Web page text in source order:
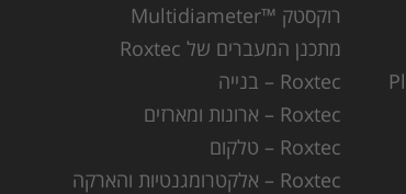
רוקסטק ™Multidiameter
מתכנן המעברים של Roxtec
Roxtec – בנייה
Roxtec – ארונות ומארזים
Roxtec – טלקום
Roxtec – אלקטרומגנטיות והארקה